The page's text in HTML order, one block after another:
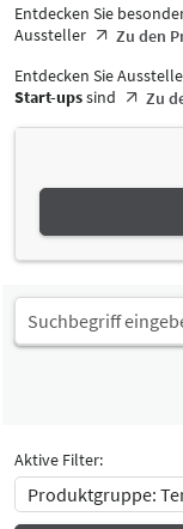
Entdecken Sie
Aussteller
Zu den
Entdecken Sie
Start-upssind Zu
Alle
Aktive Filter:
Produktgruppe: